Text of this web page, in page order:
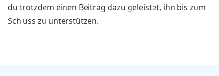
du trotzdem einen Beitrag dazu geleistet, ihn bis zum
Schluss zu unterstützen.